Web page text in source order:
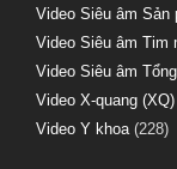
Video Siêu âm Sản
Video Siêu âm Tim
Video Siêu âm
Video X-quang (XQ)
Video Y khoa(228)